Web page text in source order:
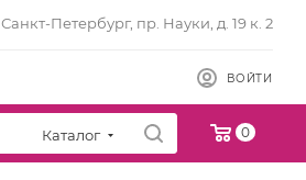
Санкт-Петербург, пр. Науки, д. 19 к. 2
ВОЙТИ
Каталог 0